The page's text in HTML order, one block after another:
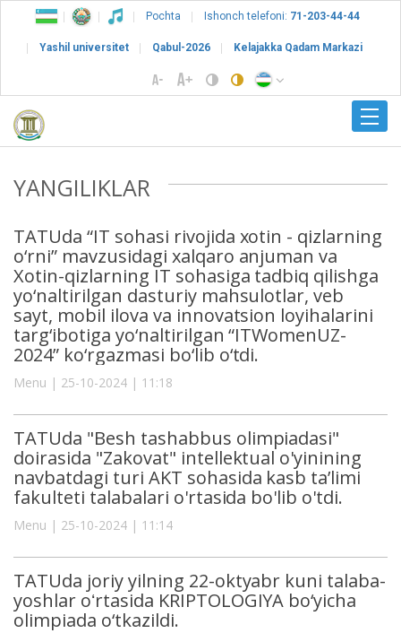
Pochta Ishonch telefoni: 71-203-44-44
Yashil universitet Qabul-2026 Kelajakka Qadam Markazi
YANGILIKLAR
TATUda “IT sohasi rivojida xotin - qizlarning
o‘rni” mavzusidagi xalqaro anjuman va
Xotin-qizlarning IT sohasiga tadbiq qilishga
yo‘naltirilgan dasturiy mahsulotlar, veb
sayt, mobil ilova va innovatsion loyihalarini
targ‘ibotiga yo‘naltirilgan “ITWomenUZ-
2024” ko‘rgazmasi bo‘lib o‘tdi.
Menu | 25-10-2024 | 11:18
TATUda "Besh tashabbus olimpiadasi"
doirasida "Zakovat" intellektual o'yinining
navbatdagi turi AKT sohasida kasb taʼlimi
fakulteti talabalari o'rtasida bo'lib o'tdi.
Menu | 25-10-2024 | 11:14
TATUda joriy yilning 22-oktyabr kuni talaba-
yoshlar oʻrtasida KRIPTOLOGIYA bo‘yicha
olimpiada o‘tkazildi.